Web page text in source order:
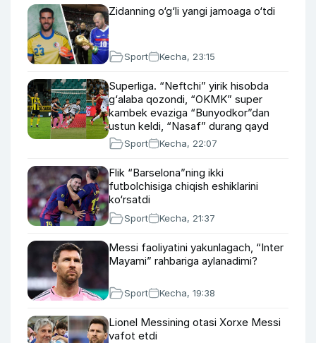
Zidanning o‘g‘li yangi jamoaga o‘tdi
Sport Kecha, 23:15
Superliga. “Neftchi” yirik hisobda
g‘alaba qozondi, “OKMK” super
kambek evaziga “Bunyodkor”dan
ustun keldi, “Nasaf” durang qayd
etdiSport Kecha, 22:07
Flik “Barselona”ning ikki
futbolchisiga chiqish eshiklarini
ko‘rsatdi
Sport Kecha, 21:37
Messi faoliyatini yakunlagach, “Inter
Mayami” rahbariga aylanadimi?
Sport Kecha, 19:38
Lionel Messining otasi Xorxe Messi
vafot etdi